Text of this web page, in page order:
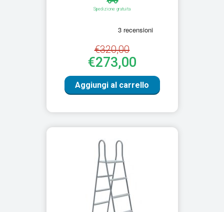
Spedizione gratuita
€320,00
€273,00
Aggiungi al carrello